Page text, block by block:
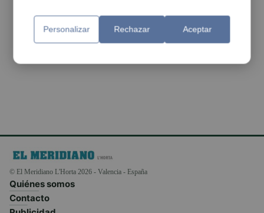
Paiporta rendix
homenatge a l’esport
© El Meridiano L'Horta 2026 - Valencia - España
Quiénes somos
Contacto
Personalizar Rechazar Aceptar